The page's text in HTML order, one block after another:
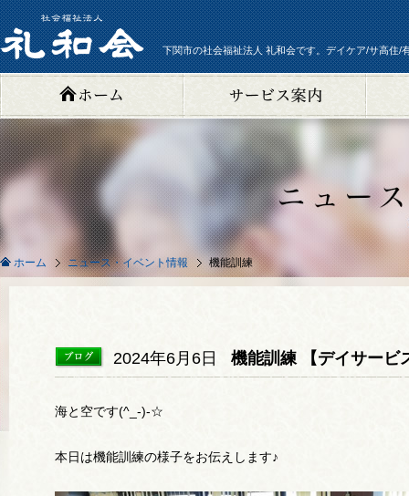
下関市の社会福祉法人 礼和会です。デイケア/サ高住/
ホーム ニュース・イベント情報 機能訓練
2024年6月6日 機能訓練 【デイサービ
海と空です(^_-)-☆
本日は機能訓練の様子をお伝えします♪